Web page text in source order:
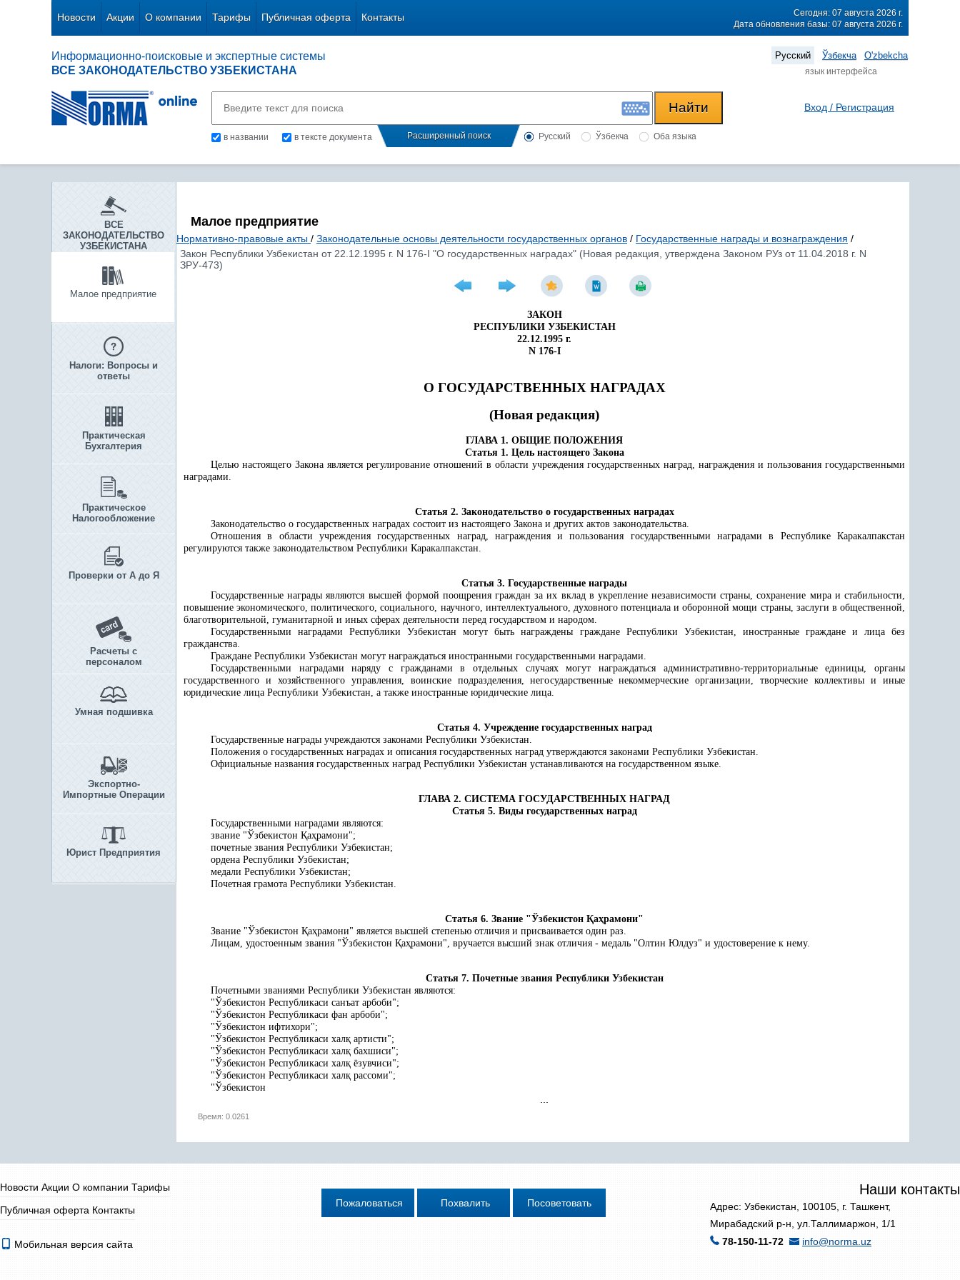
Новости Акции О компании Тарифы Публичная оферта Контакты
Сегодня: 07 августа 2026 г.
Дата обновления базы: 07 августа 2026 г.
Информационно-поисковые и экспертные системы
ВСЕ ЗАКОНОДАТЕЛЬСТВО УЗБЕКИСТАНА
Русский Ўзбекча O'zbekcha
язык интерфейса
в названии в тексте документа Расширенный поиск Русский Ўзбекча Оба языка
Вход / Регистрация
ВСЕ
ЗАКОНОДАТЕЛЬСТВО
УЗБЕКИСТАНА
Малое предприятие
Налоги: Вопросы и
ответы
Практическая
Бухгалтерия
Практическое
Налогообложение
Проверки от А до Я
Расчеты с
персоналом
Умная подшивка
Экспортно-
Импортные Операции
Юрист Предприятия
Малое предприятие
Нормативно-правовые акты / Законодательные основы деятельности государственных органов / Государственные награды и вознаграждения /
Закон Республики Узбекистан от 22.12.1995 г. N 176-I "О государственных наградах" (Новая редакция, утверждена Законом РУз от 11.04.2018 г. N
ЗРУ-473)
ЗАКОН
РЕСПУБЛИКИ УЗБЕКИСТАН
22.12.1995 г.
N 176-I
О ГОСУДАРСТВЕННЫХ НАГРАДАХ
(Новая редакция)
ГЛАВА 1. ОБЩИЕ ПОЛОЖЕНИЯ
Статья 1. Цель настоящего Закона
Целью настоящего Закона является регулирование отношений в области учреждения государственных наград, награждения и пользования государственными
наградами.
Статья 2. Законодательство о государственных наградах
Законодательство о государственных наградах состоит из настоящего Закона и других актов законодательства.
Отношения в области учреждения государственных наград, награждения и пользования государственными наградами в Республике Каракалпакстан
регулируются также законодательством Республики Каракалпакстан.
Статья 3. Государственные награды
Государственные награды являются высшей формой поощрения граждан за их вклад в укрепление независимости страны, сохранение мира и стабильности,
повышение экономического, политического, социального, научного, интеллектуального, духовного потенциала и оборонной мощи страны, заслуги в общественной,
благотворительной, гуманитарной и иных сферах деятельности перед государством и народом.
Государственными наградами Республики Узбекистан могут быть награждены граждане Республики Узбекистан, иностранные граждане и лица без
гражданства.
Граждане Республики Узбекистан могут награждаться иностранными государственными наградами.
Государственными наградами наряду с гражданами в отдельных случаях могут награждаться административно-территориальные единицы, органы
государственного и хозяйственного управления, воинские подразделения, негосударственные некоммерческие организации, творческие коллективы и иные
юридические лица Республики Узбекистан, а также иностранные юридические лица.
Статья 4. Учреждение государственных наград
Государственные награды учреждаются законами Республики Узбекистан.
Положения о государственных наградах и описания государственных наград утверждаются законами Республики Узбекистан.
Официальные названия государственных наград Республики Узбекистан устанавливаются на государственном языке.
ГЛАВА 2. СИСТЕМА ГОСУДАРСТВЕННЫХ НАГРАД
Статья 5. Виды государственных наград
Государственными наградами являются:
звание "Ўзбекистон Қаҳрамони";
почетные звания Республики Узбекистан;
ордена Республики Узбекистан;
медали Республики Узбекистан;
Почетная грамота Республики Узбекистан.
Статья 6. Звание "Ўзбекистон Қаҳрамони"
Звание "Ўзбекистон Қаҳрамони" является высшей степенью отличия и присваивается один раз.
Лицам, удостоенным звания "Ўзбекистон Қаҳрамони", вручается высший знак отличия - медаль "Олтин Юлдуз" и удостоверение к нему.
Статья 7. Почетные звания Республики Узбекистан
Почетными званиями Республики Узбекистан являются:
"Ўзбекистон Республикаси санъат арбоби";
"Ўзбекистон Республикаси фан арбоби";
"Ўзбекистон ифтихори";
"Ўзбекистон Республикаси халқ артисти";
"Ўзбекистон Республикаси халқ бахшиси";
"Ўзбекистон Республикаси халқ ёзувчиси";
"Ўзбекистон Республикаси халқ рассоми";
"Ўзбекистон
Время: 0.0261
Новости Акции О компании Тарифы
Публичная оферта Контакты
Наши контакты
Адрес: Узбекистан, 100105, г. Ташкент,
Мирабадский р-н, ул.Таллимаржон, 1/1
78-150-11-72
info@norma.uz
Мобильная версия сайта